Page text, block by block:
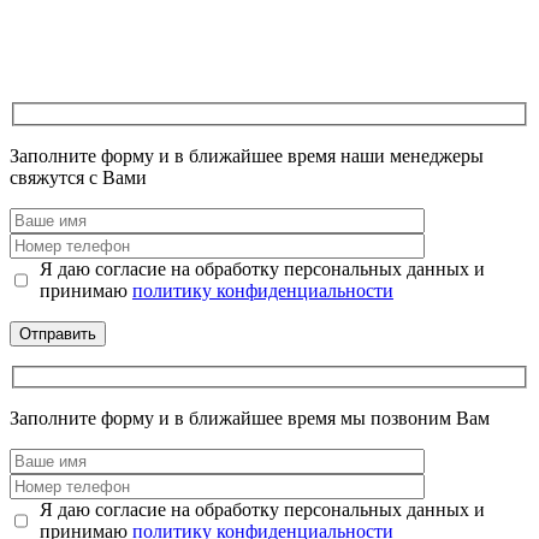
Заполните форму и в ближайшее время наши менеджеры
свяжутся с Вами
Я даю согласие на обработку персональных данных и
принимаю политику конфиденциальности
Заполните форму и в ближайшее время мы позвоним Вам
Я даю согласие на обработку персональных данных и
принимаю политику конфиденциальности